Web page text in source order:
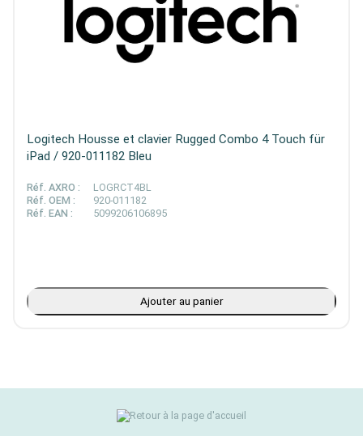
Logitech Housse et clavier Rugged Combo 4 Touch für
iPad / 920-011182 Bleu
Réf. AXRO :
LOGRCT4BL
Réf. OEM :
920-011182
Réf. EAN :
5099206106895
Ajouter au panier